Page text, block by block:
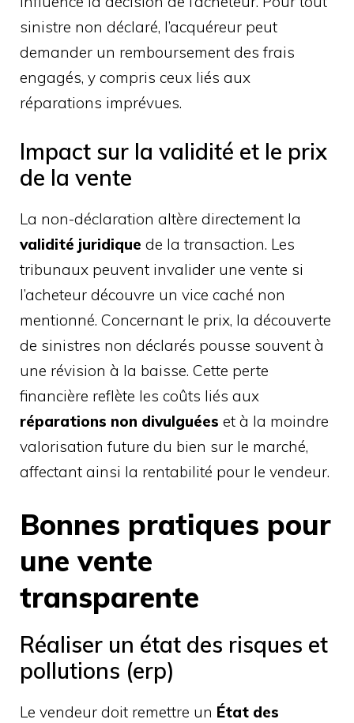
sinistre non déclaré, l’acquéreur peut
demander un remboursement des frais
engagés, y compris ceux liés aux
réparations imprévues.
Impact sur la validité et le prix
de la vente
La non-déclaration altère directement la
validité juridique de la transaction. Les
tribunaux peuvent invalider une vente si
l’acheteur découvre un vice caché non
mentionné. Concernant le prix, la découverte
de sinistres non déclarés pousse souvent à
une révision à la baisse. Cette perte
financière reflète les coûts liés aux
réparations non divulguées et à la moindre
valorisation future du bien sur le marché,
affectant ainsi la rentabilité pour le vendeur.
Bonnes pratiques pour
une vente
transparente
Réaliser un état des risques et
pollutions (erp)
Le vendeur doit remettre un État des